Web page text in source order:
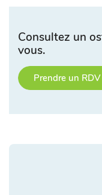
Consultez un
vous.
Prendre un RDV